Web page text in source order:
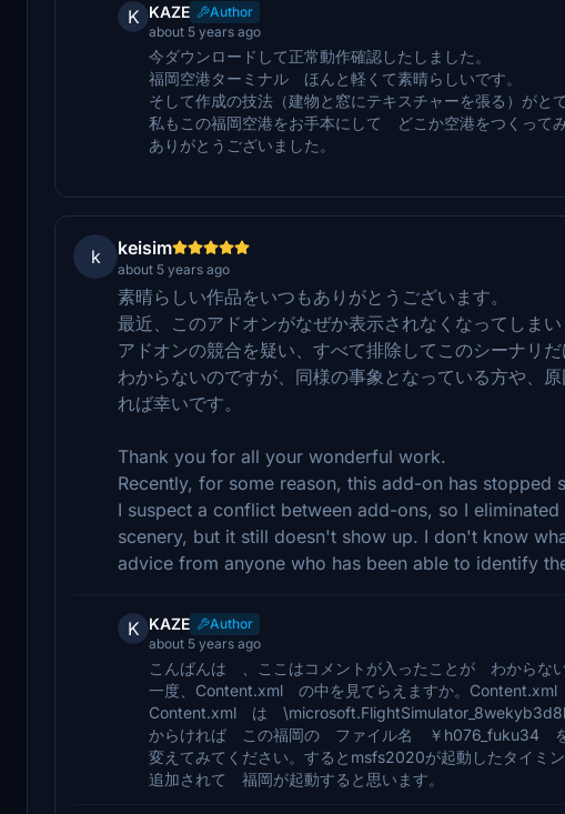
K KAZE
Author
about 5 years ago
今ダウンロードして正常動作確認したしました。
福岡空港ターミナル ほんと軽くて素晴らしいです。
そして作成の技法（建物と窓にテキスチャーを張る）がと
私もこの福岡空港をお手本にして どこか空港をつくってみ
ありがとうございました。
k keisim
about 5 years ago
素晴らしい作品をいつもありがとうございます。
最近、このアドオンがなぜか表示されなくなってしまい
アドオンの競合を疑い、すべて排除してこのシーナリ
わからないのですが、同様の事象となっている方や、
れば幸いです。
Thank you for all your wonderful work.
Recently, for some reason, this add-on has stopped
I suspect a conflict between add-ons, so I
scenery, but it still doesn't show up. I don't know
advice from anyone who has been able to identify
K KAZE
Author
about 5 years ago
こんばんは 、ここはコメントが入ったことが わからな
一度、Content.xml の中を見てらえますか。Content.xml
Content.xml は
からければ この福岡の ファイル名 ￥h076_fuku34 を
変えてみてください。するとmsfs2020が起動したタイ
追加されて 福岡が起動すると思います。